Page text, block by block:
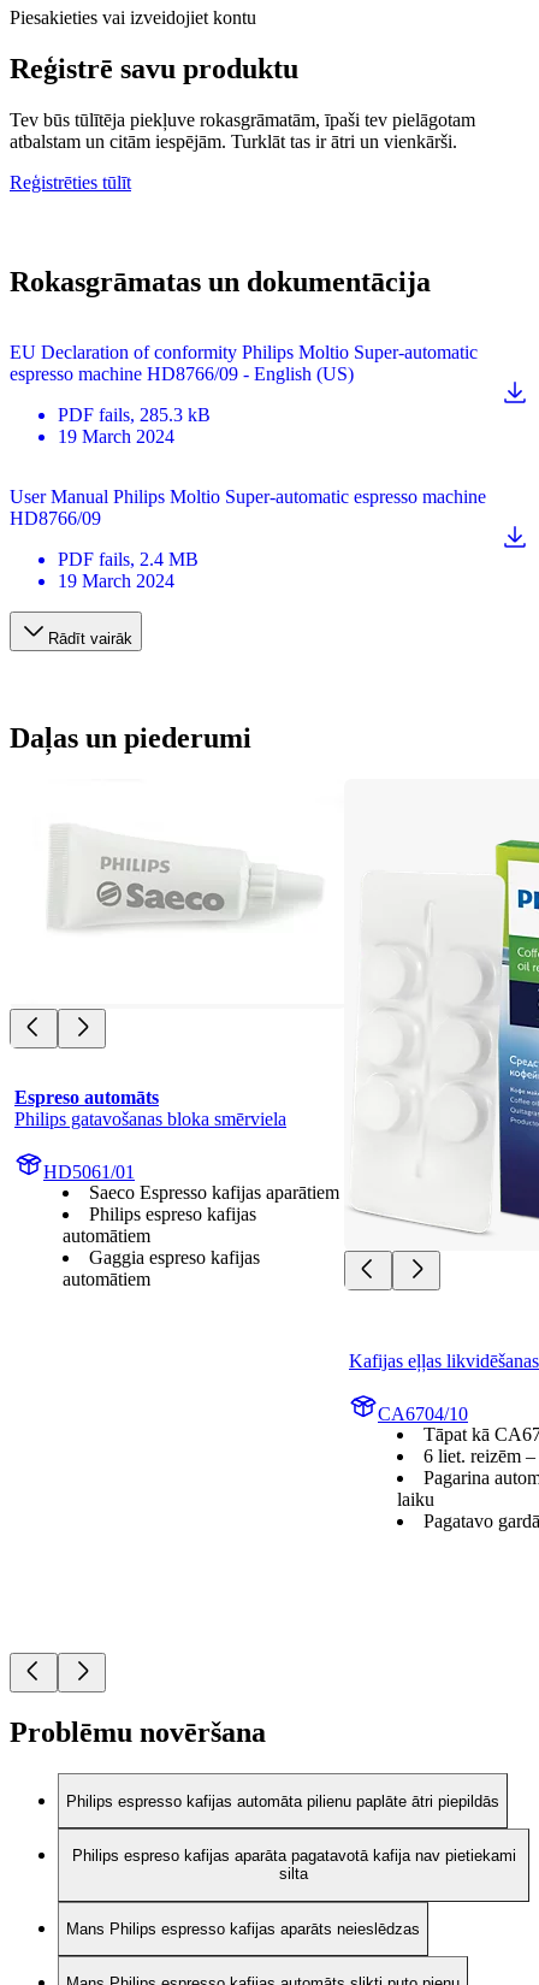
Piesakieties vai izveidojiet kontu
Reģistrē savu produktu
Tev būs tūlītēja piekļuve rokasgrāmatām, īpaši tev pielāgotam
atbalstam un citām iespējām. Turklāt tas ir ātri un vienkārši.
Reģistrēties tūlīt
Rokasgrāmatas un dokumentācija
EU Declaration of conformity Philips Moltio Super-automatic
espresso machine HD8766/09 - English (US)
PDF fails, 285.3 kB
19 March 2024
User Manual Philips Moltio Super-automatic espresso machine
HD8766/09
PDF fails, 2.4 MB
19 March 2024
Rādīt vairāk
Daļas un piederumi
Espreso automāts
Philips gatavošanas bloka smērviela
HD5061/01
Saeco Espresso kafijas aparātiem
Philips espreso kafijas
automātiem
Gaggia espreso kafijas
automātiem
Kafijas eļļas
CA6704/10
Tāpat kā
6 liet. reizēm
Pagarina
laiku
Pagatavo
Problēmu novēršana
Philips espresso kafijas automāta pilienu paplāte ātri piepildās
Philips espreso kafijas aparāta pagatavotā kafija nav pietiekami
silta
Mans Philips espresso kafijas aparāts neieslēdzas